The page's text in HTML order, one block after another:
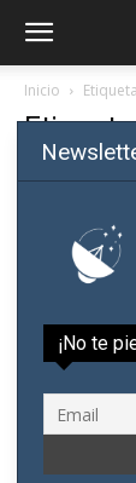
Inicio
incluir a
¡No te